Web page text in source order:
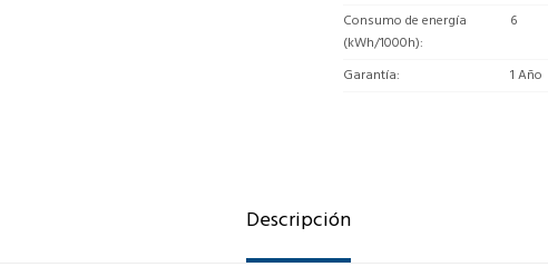
Consumo de energía
(kWh/1000h)
6
Garantía 1 Año
Descripción